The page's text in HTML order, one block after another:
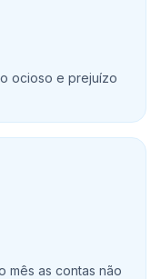
ocioso e prejuízo
mês as contas não